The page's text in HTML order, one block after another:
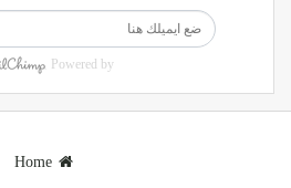
Powered by
Home